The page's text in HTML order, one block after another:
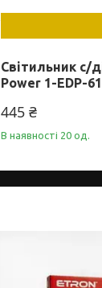
Світильник с/
Power 1-EDP-
445 ₴
В наявності 20 од.